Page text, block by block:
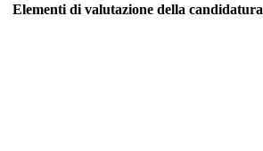
Elementi di valutazione della candidatura